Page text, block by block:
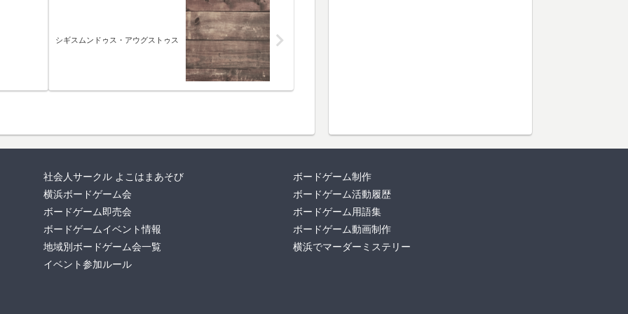
シギスムンドゥス・アウグストゥス
社会人サークル よこはまあそび
横浜ボードゲーム会
ボードゲーム即売会
ボードゲームイベント情報
地域別ボードゲーム会一覧
イベント参加ルール
ボードゲーム制作
ボードゲーム活動履歴
ボードゲーム用語集
ボードゲーム動画制作
横浜でマーダーミステリー